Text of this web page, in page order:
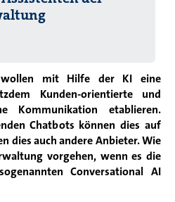
mit Hilfe der KI eine
Kunden-orientierte und
Kommunikation etablieren.
Chatbots können dies auf
dies auch andere Anbieter. Wie
vorgehen, wenn es die
Conversational AI